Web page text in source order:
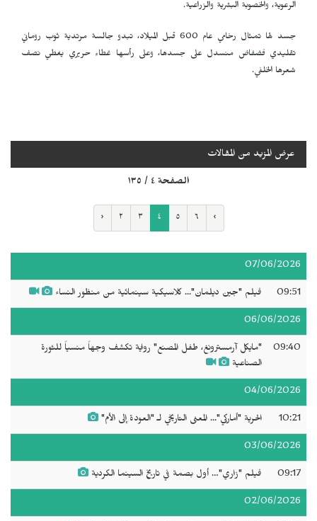
الرعوية، والخصوبة البشرية والزراعية.
جسد لها تمثال رخامي عام 600 قبل الميلاد، تبدو جالسة مرتدية ثوب روماني
تقليدي فضفاض منسدل على جسدها، وعلى رأسها غطاء حريري يغطي نصف
شعرها الخلفي.
عرض المزيد من المقالات
الصفحة ٤ / ١٣٥
‹ ٢ ٣ ٤ ٥ ٦ ›
07/06/2026
09:51 فيلم "جين ديلمان"... كلاسيكية سينمائية من منظور النساء
06/06/2026
09:40
"مايكل آرمسترونغ، طفل المصنع" رواية تكشف وجهاً منسياً للثورة
الصناعية
04/06/2026
10:21 الحرية "أماركي"... المعنى التاريخي لـ "العودة إلى الأم"
03/06/2026
09:17 فيلم "زاري"… أول بصمة في تاريخ السينما الكردية
02/06/2026